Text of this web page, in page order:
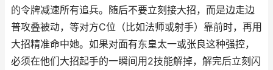
的令牌减速所有追兵。随后不要立刻接大招，而是边走边
普攻叠被动，等对方C位（比如法师或射手）靠前时，再用
大招精准命中她。如果对面有东皇太一或张良这种强控，
必须在他们大招起手的一瞬间用2技能解掉，解完后立刻闪